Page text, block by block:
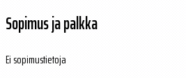
Sopimus ja palkka
Ei sopimustietoja